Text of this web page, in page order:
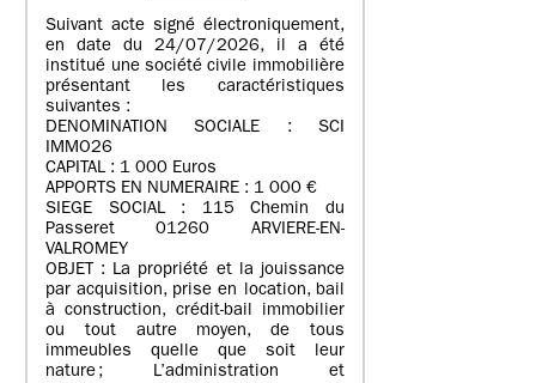
Suivant acte signé électroniquement,
en date du 24/07/2026, il a été
institué une société civile immobilière
présentant les caractéristiques
suivantes :
DENOMINATION SOCIALE : SCI
IMMO26
CAPITAL : 1 000 Euros
APPORTS EN NUMERAIRE : 1 000 €
SIEGE SOCIAL : 115 Chemin du
Passeret 01260 ARVIERE-EN-
VALROMEY
OBJET : La propriété et la jouissance
par acquisition, prise en location, bail
à construction, crédit-bail immobilier
ou tout autre moyen, de tous
immeubles quelle que soit leur
nature ; L’administration et